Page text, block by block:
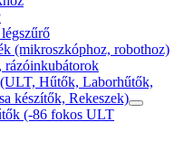
(mikroszkóphoz, robothoz)
rázóinkubátorok
Hűtők, Laborhűtők,
készítők, Rekeszek)
(-86 fokos ULT